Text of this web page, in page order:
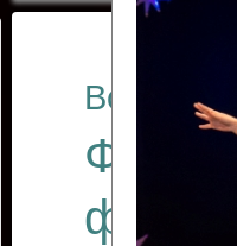
Все
Финал